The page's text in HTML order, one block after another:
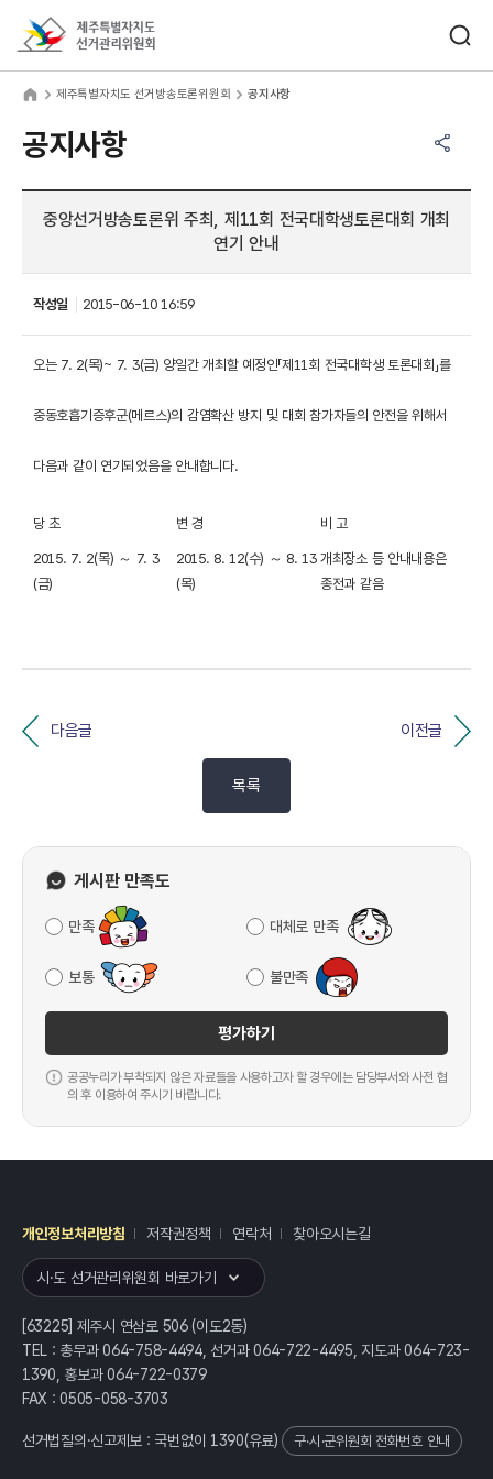
제주특별자치도 선거방송토론위원회 공지사항
공지사항
중앙선거방송토론위 주최, 제11회 전국대학생토론대회 개최
연기 안내
작성일 2015-06-10 16:59
오는 7. 2(목)~ 7. 3(금) 양일간 개최할 예정인「제11회 전국대학생 토론대회」를
중동호흡기증후군(메르스)의 감염확산 방지 및 대회 참가자들의 안전을 위해서
다음과 같이 연기되었음을 안내합니다.
당 초 변 경 비 고
2015. 7. 2(목) ～ 7. 3
(금)
2015. 8. 12(수) ～ 8. 13
(목)
개최장소 등 안내내용은
종전과 같음
다음글 이전글
목록
게시판 만족도
만족 대체로 만족
보통 불만족
평가하기
공공누리가 부착되지 않은 자료들을 사용하고자 할 경우에는 담당부서와 사전 협
의 후 이용하여 주시기 바랍니다.
개인정보처리방침 저작권정책 연락처 찾아오시는길
시·도 선거관리위원회 바로가기
[63225] 제주시 연삼로 506 (이도2동)
TEL : 총무과 064-758-4494, 선거과 064-722-4495, 지도과 064-723-
1390, 홍보과 064-722-0379
FAX : 0505-058-3703
선거법질의·신고제보 : 국번없이 1390(유료) 구·시·군위원회 전화번호 안내